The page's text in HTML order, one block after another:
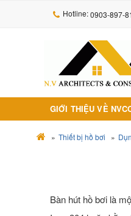
Hotline:0903-897-
GIỚI THIỆU VỀ
Thiết bị hồ bơi
Bàn hút hồ bơi là